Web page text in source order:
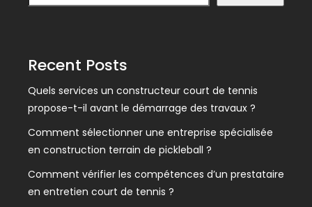
Recent Posts
Quels services un constructeur court de tennis
propose-t-il avant le démarrage des travaux ?
Comment sélectionner une entreprise spécialisée
en construction terrain de pickleball ?
Comment vérifier les compétences d’un prestataire
en entretien court de tennis ?